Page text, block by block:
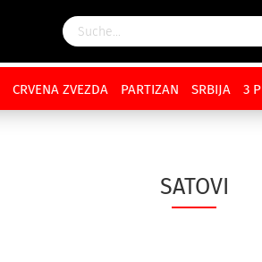
CRVENA ZVEZDA PARTIZAN SRBIJA 3
SATOVI